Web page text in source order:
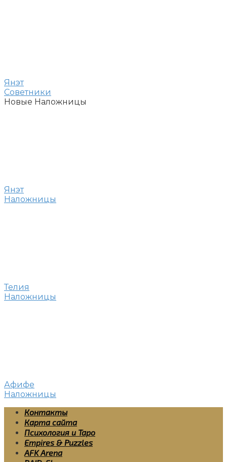
Янэт
Советники
Новые Наложницы
Янэт
Наложницы
Телия
Наложницы
Афифе
Наложницы
Контакты
Карта сайта
Психология и Таро
Empires & Puzzles
AFK Arena